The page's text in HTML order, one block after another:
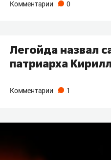
Комментарии 0
Легойда назвал
патриарха
Комментарии 1